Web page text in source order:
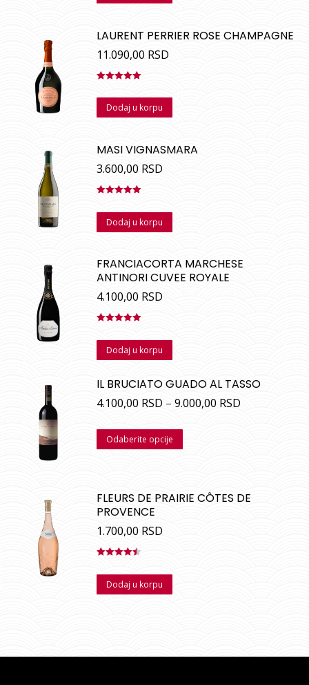
LAURENT PERRIER ROSE CHAMPAGNE
11.090,00 RSD
sa5.00od
Dodaj u korpu
MASI VIGNASMARA
3.600,00 RSD
sa5.00od
Dodaj u korpu
FRANCIACORTA MARCHESE
ANTINORI CUVEE ROYALE
4.100,00 RSD
sa5.00od
Dodaj u korpu
IL BRUCIATO GUADO AL TASSO
4.100,00 RSD – 9.000,00 RSD
Odaberite opcije
FLEURS DE PRAIRIE CÔTES DE
PROVENCE
1.700,00 RSD
sa4.50od
Dodaj u korpu